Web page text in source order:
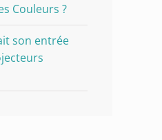
Couleurs ?
son entrée